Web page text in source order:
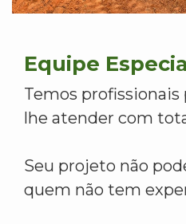
Equipe
Temos profissionais
lhe atender com
Seu projeto não
quem não tem